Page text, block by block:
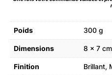
Poids 300 g
Dimensions 8 × 7 cm
Finition Brillant,